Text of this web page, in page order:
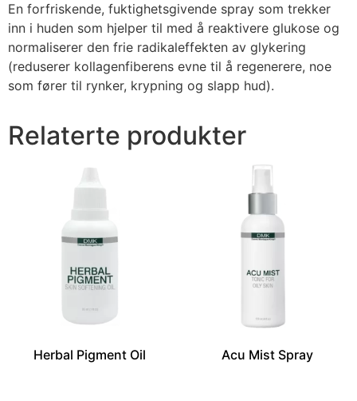
En forfriskende, fuktighetsgivende spray som trekker
inn i huden som hjelper til med å reaktivere glukose og
normaliserer den frie radikaleffekten av glykering
(reduserer kollagenfiberens evne til å regenerere, noe
som fører til rynker, krypning og slapp hud).
Relaterte produkter
Herbal Pigment Oil Acu Mist Spray